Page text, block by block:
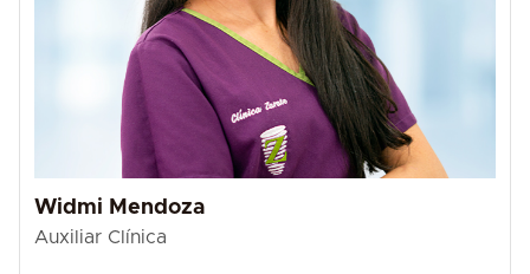
Widmi Mendoza
Auxiliar Clínica